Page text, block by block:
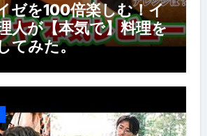
ゼを100倍楽しむ！イ
人が【本気で】料理を
てみた。